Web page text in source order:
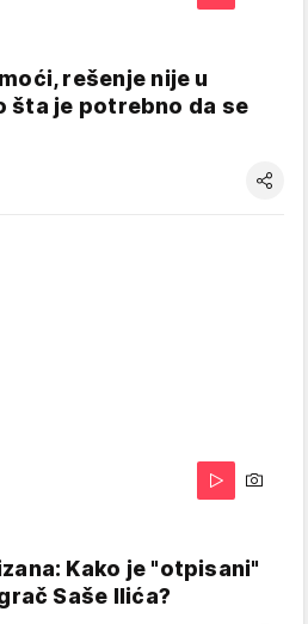
rešenje nije u
šta je potrebno da se
Kako je "otpisani"
Saše Ilića?